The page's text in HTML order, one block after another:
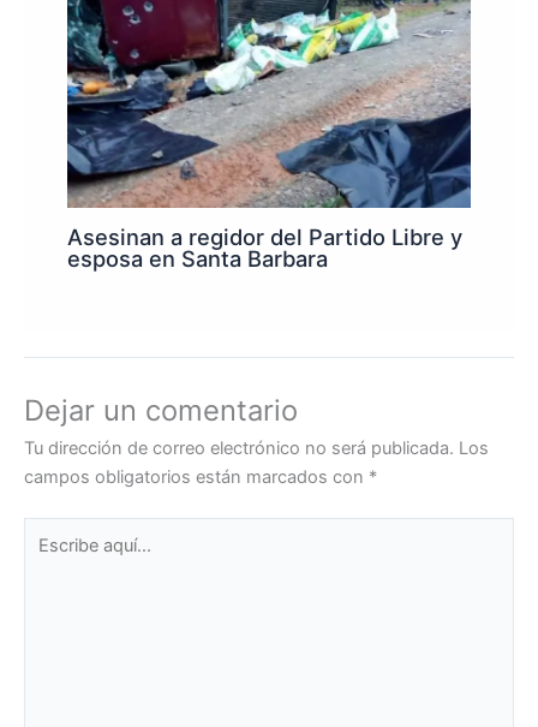
Asesinan a regidor del Partido Libre y
esposa en Santa Barbara
Dejar un comentario
Tu dirección de correo electrónico no será publicada. Los
campos obligatorios están marcados con *